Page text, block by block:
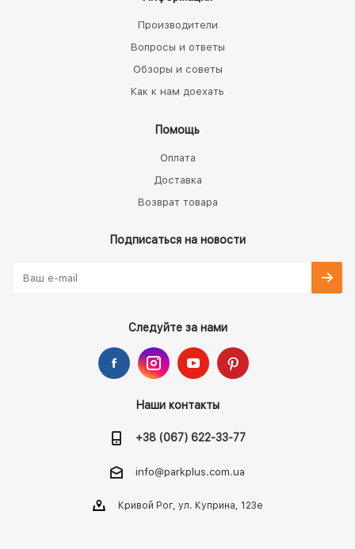
Производители
Вопросы и ответы
Обзоры и советы
Как к нам доехать
Помощь
Оплата
Доставка
Возврат товара
Подписаться на новости
Следуйте за нами
Наши контакты
+38 (067) 622-33-77
info@parkplus.com.ua
Кривой Рог, ул. Куприна, 123е